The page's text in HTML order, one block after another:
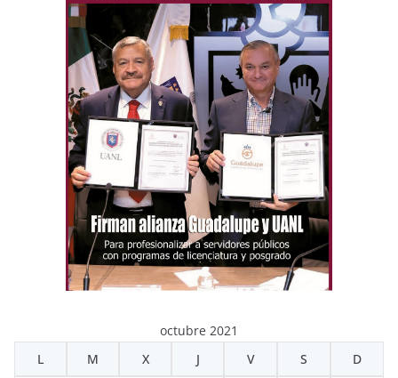
octubre 2021
L
M X J V S D